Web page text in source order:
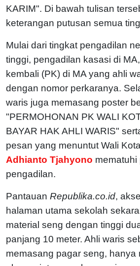
KARIM". Di bawah tulisan
keterangan putusan semua
Mulai dari tingkat pengadilan
tinggi, pengadilan kasasi di
kembali (PK) di MA yang ahli
dengan nomor perkaranya.
waris juga memasang poster
"PERMOHONAN PK WALI
BAYAR HAK AHLI WARIS"
pesan yang menuntut Wali
Adhianto Tjahyono mematuhi
pengadilan.
Pantauan Republika.co.id,
halaman utama sekolah
material seng dengan tinggi
panjang 10 meter. Ahli waris
memasang pagar seng, hanya